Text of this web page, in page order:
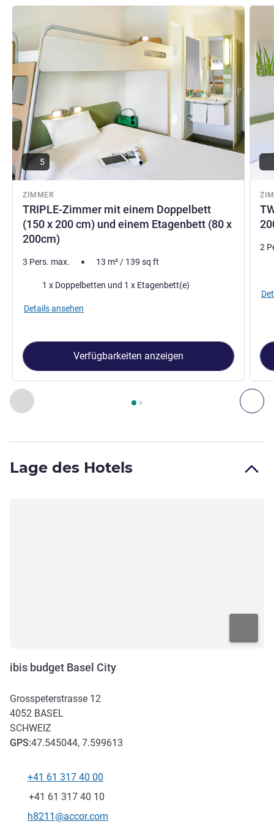
Zurück - Zimmer
Seite1 , Zimmer 1 : TRIPLE-Zimmer mit einem
ZIMMER
TRIPLE-Zimmer mit einem Doppelbett
(150 x 200 cm) und einem Etagenbett (80 x
200cm)
Details ansehen
5
3 Pers. max. 13 m²/ 139 sq ft
Bettwäsche 1 x Doppelbetten und 1 x Etagenbett(e)
Details ansehen
Verfügbarkeiten anzeigen
2
Lage des Hotels
ibis budget Basel City
Grosspeterstrasse 12
4052 BASEL
SCHWEIZ
GPS:47.545044, 7.599613
+41 61 317 40 00
Fax
+41 61 317 40 10
Kontakt-E-Mail
h8211@accor.com